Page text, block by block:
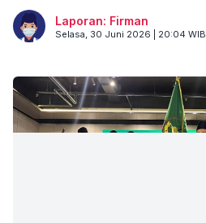
Laporan: Firman
Selasa, 30 Juni 2026 | 20:04 WIB